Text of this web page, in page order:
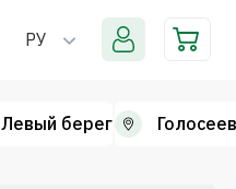
РУ
Левый берег